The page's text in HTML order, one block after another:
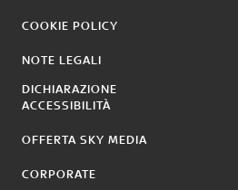
COOKIE POLICY
NOTE LEGALI
DICHIARAZIONE
ACCESSIBILITÀ
OFFERTA SKY MEDIA
CORPORATE